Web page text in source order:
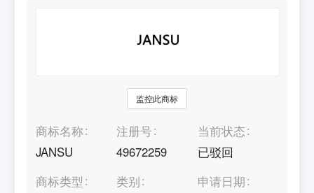
监控此商标
商标名称
JANSU
注册号
49672259
当前状态
已驳回
商标类型
类别
申请日期